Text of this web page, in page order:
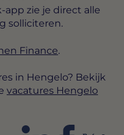
app zie je direct alle
solliciteren.
Finance.
in Hengelo? Bekijk
vacatures Hengelo